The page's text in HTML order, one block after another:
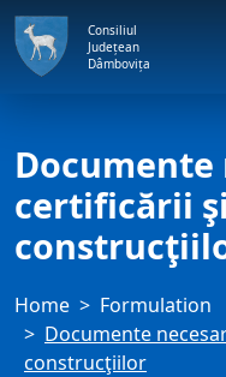
Consiliul
Județean
Dâmbovița
Documente
certificării
Home
Formulation
Documente
construcţiilor